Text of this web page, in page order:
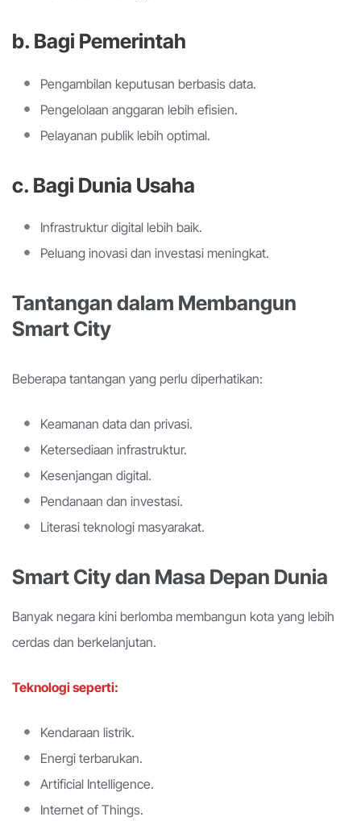
b. Bagi Pemerintah
Pengambilan keputusan berbasis data.
Pengelolaan anggaran lebih efisien.
Pelayanan publik lebih optimal.
c. Bagi Dunia Usaha
Infrastruktur digital lebih baik.
Peluang inovasi dan investasi meningkat.
Tantangan dalam Membangun
Smart City
Beberapa tantangan yang perlu diperhatikan:
Keamanan data dan privasi.
Ketersediaan infrastruktur.
Kesenjangan digital.
Pendanaan dan investasi.
Literasi teknologi masyarakat.
Smart City dan Masa Depan Dunia
Banyak negara kini berlomba membangun kota yang lebih
cerdas dan berkelanjutan.
Teknologi seperti:
Kendaraan listrik.
Energi terbarukan.
Artificial Intelligence.
Internet of Things.